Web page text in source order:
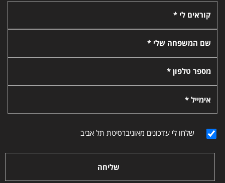
קוראים לי *
שם המשפחה שלי *
מספר טלפון *
אימייל *
שלחו לי עדכונים מאוניברסיטת תל אביב
שליחה